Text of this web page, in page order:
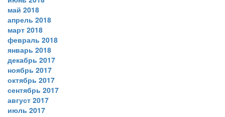
май 2018
апрель 2018
март 2018
февраль 2018
январь 2018
декабрь 2017
ноябрь 2017
октябрь 2017
сентябрь 2017
август 2017
июль 2017